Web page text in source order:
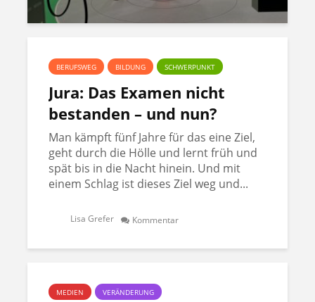
BERUFSWEG BILDUNG SCHWERPUNKT
Jura: Das Examen nicht
bestanden – und nun?
Man kämpft fünf Jahre für das eine Ziel,
geht durch die Hölle und lernt früh und
spät bis in die Nacht hinein. Und mit
einem Schlag ist dieses Ziel weg und...
Lisa Grefer Kommentar
MEDIEN VERÄNDERUNG